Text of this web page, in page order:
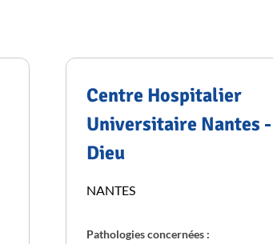
Centre Hospitalier
Universitaire Nantes
Dieu
NANTES
Pathologies concernées :